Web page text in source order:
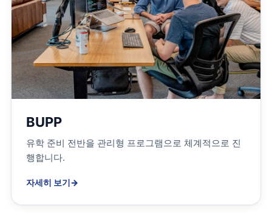
BUPP
유학 준비 전반을 관리형 프로그램으로 체계적으로 진
행합니다.
자세히 보기→